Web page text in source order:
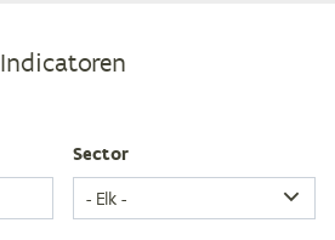
Indicatoren
Sec­tor